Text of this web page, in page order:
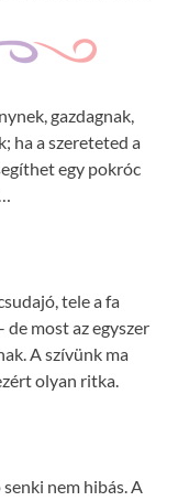
gazdagnak,
ha a szereteted a
egy pokróc
tele a fa
de most az egyszer
A szívünk ma
olyan ritka.
nem hibás. A